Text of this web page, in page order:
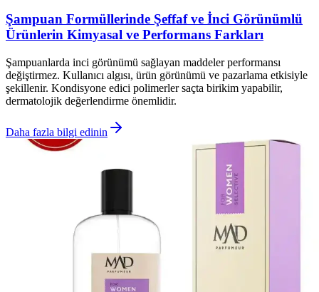
Şampuan Formüllerinde Şeffaf ve İnci Görünümlü
Ürünlerin Kimyasal ve Performans Farkları
Şampuanlarda inci görünümü sağlayan maddeler performansı
değiştirmez. Kullanıcı algısı, ürün görünümü ve pazarlama etkisiyle
şekillenir. Kondisyone edici polimerler saçta birikim yapabilir,
dermatolojik değerlendirme önemlidir.
Daha fazla bilgi edinin